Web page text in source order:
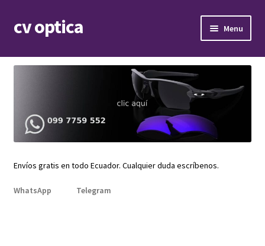
Skip
to
Skip
to
cv optica Menu
Armazones de lentes
child
menu
Expand
Repuestos
menu
Envíos gratis en todo Ecuador. Cualquier duda escríbenos.
WhatsApp Telegram